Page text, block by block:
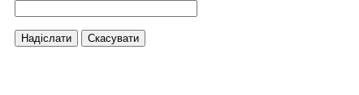
Надіслати Скасувати